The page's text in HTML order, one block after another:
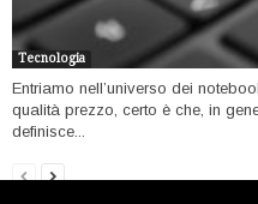
Tecnologia
Entriamo nell’universo dei
qualità prezzo, certo è che, in
definisce...